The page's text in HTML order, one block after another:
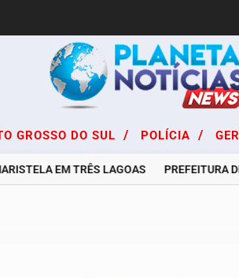
GROSSO DO SUL / POLÍCIA /
EM TRÊS LAGOAS PREFEITURA DE